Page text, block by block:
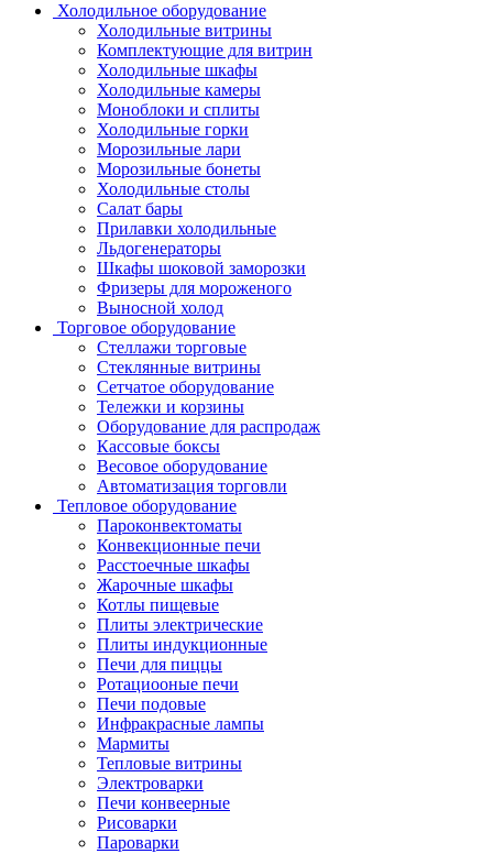
Холодильное оборудование
Холодильные витрины
Комплектующие для витрин
Холодильные шкафы
Холодильные камеры
Моноблоки и сплиты
Холодильные горки
Морозильные лари
Морозильные бонеты
Холодильные столы
Салат бары
Прилавки холодильные
Льдогенераторы
Шкафы шоковой заморозки
Фризеры для мороженого
Выносной холод
Торговое оборудование
Стеллажи торговые
Стеклянные витрины
Сетчатое оборудование
Тележки и корзины
Оборудование для распродаж
Кассовые боксы
Весовое оборудование
Автоматизация торговли
Тепловое оборудование
Пароконвектоматы
Конвекционные печи
Расстоечные шкафы
Жарочные шкафы
Котлы пищевые
Плиты электрические
Плиты индукционные
Печи для пиццы
Ротациооные печи
Печи подовые
Инфракрасные лампы
Мармиты
Тепловые витрины
Электроварки
Печи конвеерные
Рисоварки
Пароварки